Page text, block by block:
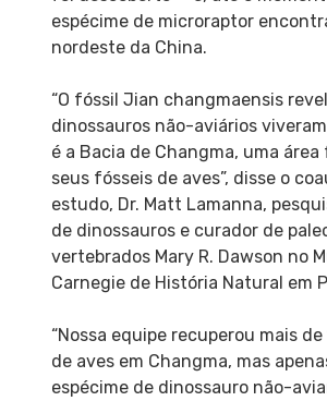
espécime de microraptor
nordeste da China.
“O fóssil Jian changmaensis
dinossauros não-aviários
é a Bacia de Changma, uma área
seus fósseis de aves”, disse o
estudo, Dr. Matt Lamanna,
de dinossauros e curador de
vertebrados Mary R. Dawson no
Carnegie de História Natural em
“Nossa equipe recuperou mais
de aves em Changma, mas
espécime de dinossauro não-